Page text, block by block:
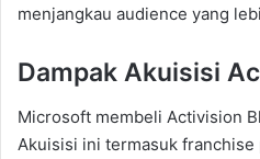
menjangkau audience yang
Dampak Akuisisi
Microsoft membeli Activision
Akuisisi ini termasuk